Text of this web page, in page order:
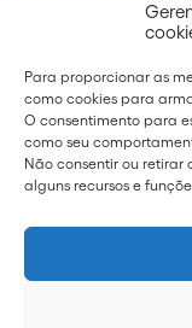
Para proporcionar as
como cookies para
O consentimento para
como seu
Não consentir ou
alguns recursos e
Fundador
Notícias